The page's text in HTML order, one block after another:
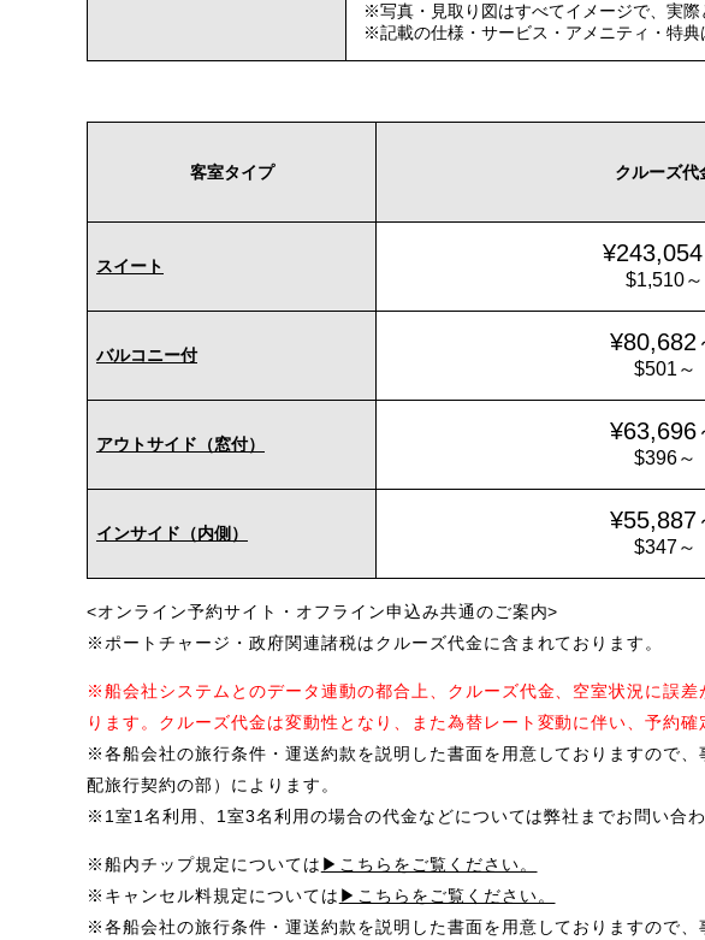
※写真・見取り図はすべてイメージで、実際
※記載の仕様・サービス・アメニティ・特典
客室タイプ クルーズ代
スイート ¥243,054
$1,510～
バルコニー付 ¥80,682
$501～
アウトサイド（窓付） ¥63,696
$396～
インサイド（内側） ¥55,887
$347～
<オンライン予約サイト・オフライン申込み共通のご案内>
※ポートチャージ・政府関連諸税はクルーズ代金に含まれております。
※船会社システムとのデータ連動の都合上、クルーズ代金、空室状況に誤
ります。クルーズ代金は変動性となり、また為替レート変動に伴い、予約
※各船会社の旅行条件・運送約款を説明した書面を用意しておりますので
配旅行契約の部）によります。
※1室1名利用、1室3名利用の場合の代金などについては弊社までお問い合わ
※船内チップ規定については ▶こちらをご覧ください。
※キャンセル料規定については ▶こちらをご覧ください。
※各船会社の旅行条件・運送約款を説明した書面を用意しておりますので